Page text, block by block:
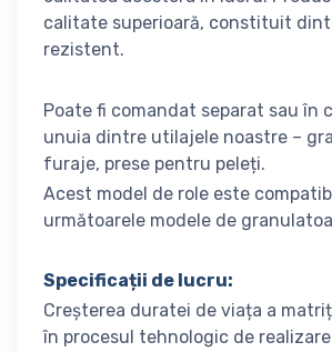
calitate superioară, constituit
rezistent.
Poate fi comandat separat sau în
unuia dintre utilajele noastre –
furaje, prese pentru peleți.
Acest model de role este
următoarele modele de
Specificații de lucru:
Creșterea duratei de viața a
în procesul tehnologic de